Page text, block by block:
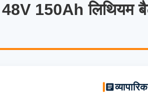
48V 150Ah लिथियम
150Ah लिथियम